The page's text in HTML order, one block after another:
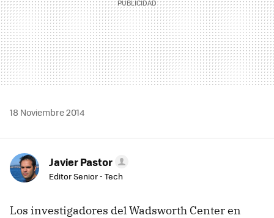
18 Noviembre 2014
Javier Pastor
Editor Senior - Tech
Los investigadores del Wadsworth Center en